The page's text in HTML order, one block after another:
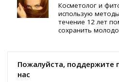
Косметолог и
использую
течение 12 лет
сохранить
Пожалуйста, поддержите
нас